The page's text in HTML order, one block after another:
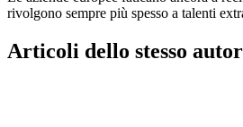
rivolgono sempre più spesso a talenti
Articoli dello stesso